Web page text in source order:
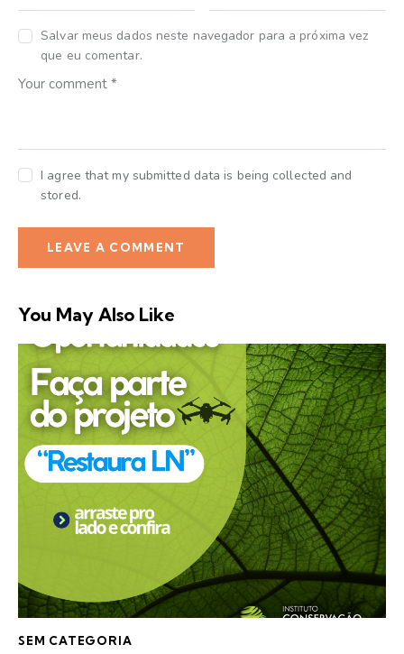
Salvar meus dados neste navegador para a próxima vez
que eu comentar.
I agree that my submitted data is being collected and
stored.
You May Also Like
SEM CATEGORIA